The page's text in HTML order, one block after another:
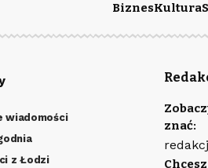
BiznesKultura
wiadomości
z Łodzi
znać: